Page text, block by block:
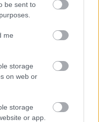
be sent to
me
storage
on web or
storage
or app.
zöldségesemtől tanultam
trükköt